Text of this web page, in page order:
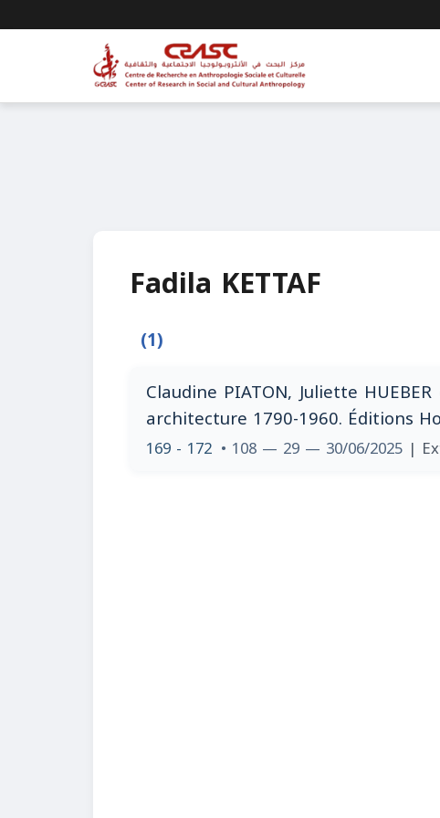
Fadila KETTAF
(1)
Claudine PIATON, Juliette
architecture 1790-1960. Éditions
169 - 172 • 108 — 29 — 30/06/2025 |